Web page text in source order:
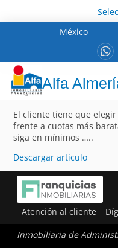
México
Alfa
El cliente tiene que
frente a cuotas más
siga en mínimos …..
Descargar artículo
Atención al cliente
Inmobiliaria de